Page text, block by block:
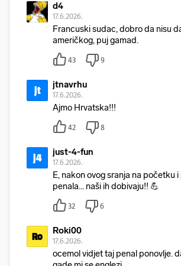
d4
17.6.2026.
Francuski sudac, dobro da nisu
američkog, puj gamad.
43 9
jt jtnavrhu
17.6.2026.
Ajmo Hrvatska!!!
42 8
j4 just-4-fun
17.6.2026.
E, nakon ovog sranja na početku
penala... naši ih dobivaju!! 💪
32 6
Ro Roki00
17.6.2026.
ocemol vidjet taj penal ponovlje.